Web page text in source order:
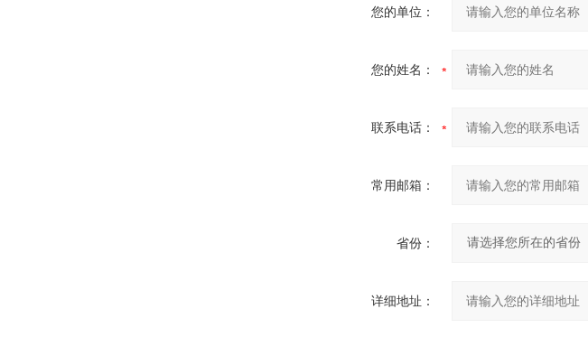
您的单位：
您的姓名：
联系电话：
常用邮箱：
省份：
详细地址：